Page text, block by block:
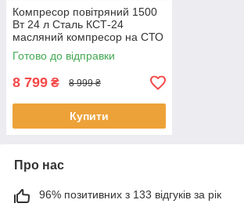
Компресор повітряний 1500
Вт 24 л Сталь КСТ-24
масляний компресор на СТО
сервісний компресор для
пневмообладнання
Готово до відправки
8 799 ₴ 8 999 ₴
Купити
Про нас
96% позитивних з 133 відгуків за рік